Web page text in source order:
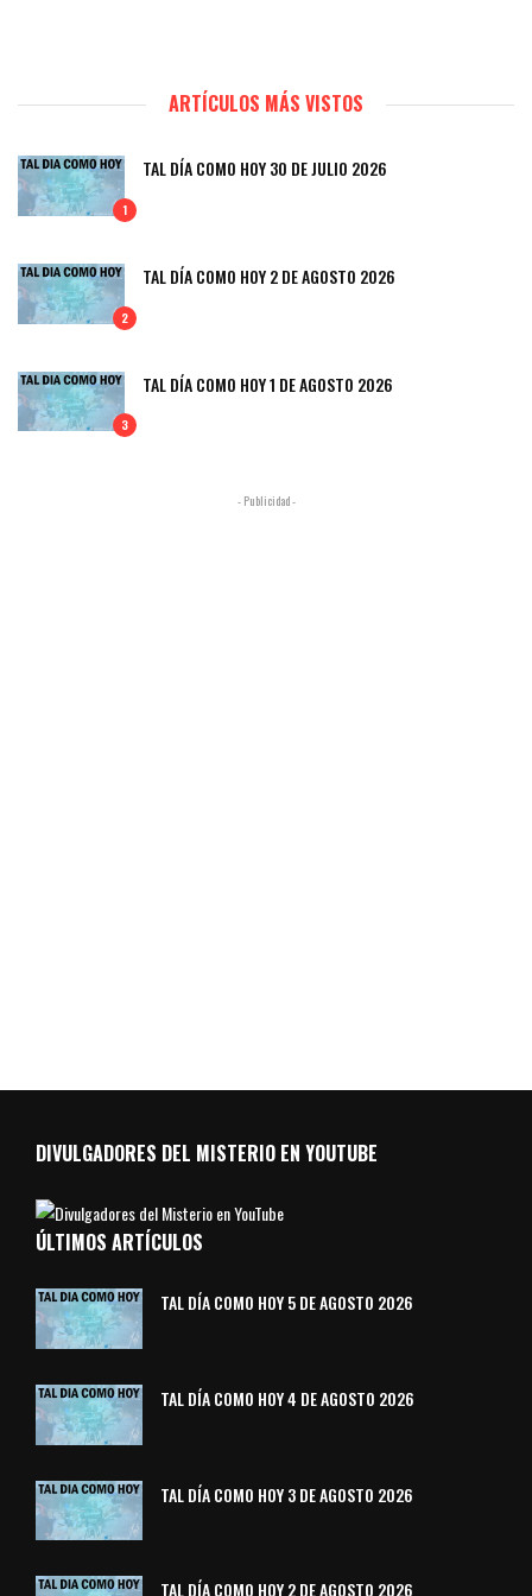
ARTÍCULOS MÁS VISTOS
1
TAL DÍA COMO HOY 30 DE JULIO 2026
2
TAL DÍA COMO HOY 2 DE AGOSTO 2026
3
TAL DÍA COMO HOY 1 DE AGOSTO 2026
- Publicidad -
DIVULGADORES DEL MISTERIO EN YOUTUBE
ÚLTIMOS ARTÍCULOS
TAL DÍA COMO HOY 5 DE AGOSTO 2026
TAL DÍA COMO HOY 4 DE AGOSTO 2026
TAL DÍA COMO HOY 3 DE AGOSTO 2026
TAL DÍA COMO HOY 2 DE AGOSTO 2026